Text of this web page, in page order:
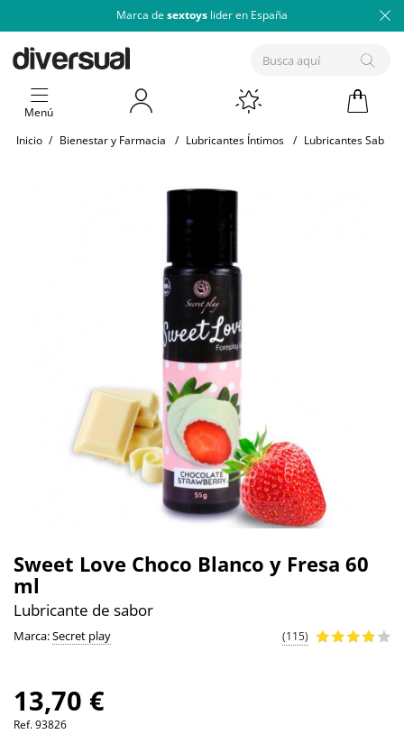
Marca de sextoys lider en España
Menú
Inicio / Bienestar y Farmacia / Lubricantes Íntimos / Lubricantes
Sweet Love Choco Blanco y Fresa 60
ml
Lubricante de sabor
Marca:Secret play (115)
13,70 €
Ref.93826